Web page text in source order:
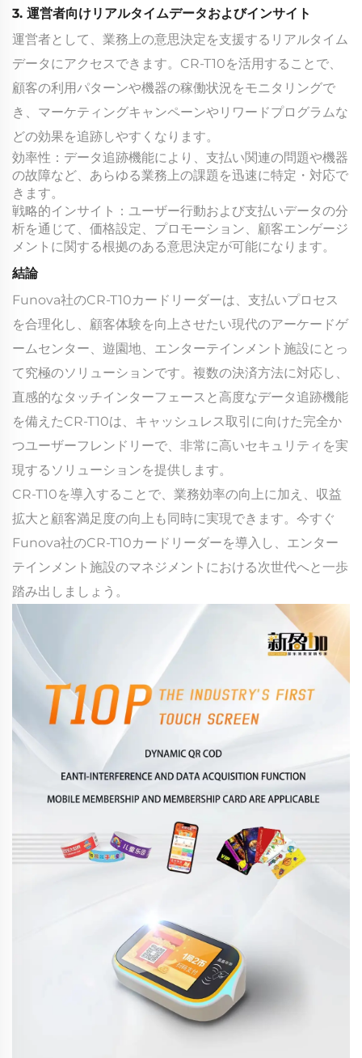
3. 運営者向けリアルタイムデータおよびインサイト
運営者として、業務上の意思決定を支援するリアルタイム
データにアクセスできます。CR-T10を活用することで、
顧客の利用パターンや機器の稼働状況をモニタリングで
き、マーケティングキャンペーンやリワードプログラムな
どの効果を追跡しやすくなります。
効率性：データ追跡機能により、支払い関連の問題や機器
の故障など、あらゆる業務上の課題を迅速に特定・対応で
きます。
戦略的インサイト：ユーザー行動および支払いデータの分
析を通じて、価格設定、プロモーション、顧客エンゲージ
メントに関する根拠のある意思決定が可能になります。
結論
Funova社のCR-T10カードリーダーは、支払いプロセス
を合理化し、顧客体験を向上させたい現代のアーケードゲ
ームセンター、遊園地、エンターテインメント施設にとっ
て究極のソリューションです。複数の決済方法に対応し、
直感的なタッチインターフェースと高度なデータ追跡機能
を備えたCR-T10は、キャッシュレス取引に向けた完全か
つユーザーフレンドリーで、非常に高いセキュリティを実
現するソリューションを提供します。
CR-T10を導入することで、業務効率の向上に加え、収益
拡大と顧客満足度の向上も同時に実現できます。今すぐ
Funova社のCR-T10カードリーダーを導入し、エンター
テインメント施設のマネジメントにおける次世代へと一歩
踏み出しましょう。